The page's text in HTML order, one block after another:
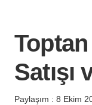
Satışı
Paylaşım : 8 Ekim